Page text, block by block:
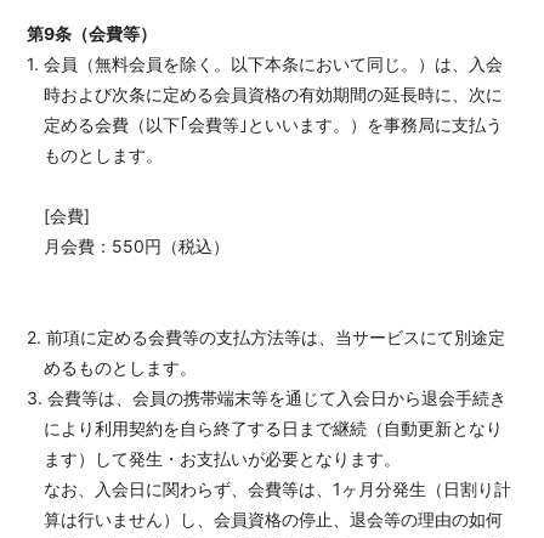
第9条（会費等）
1. 会員（無料会員を除く。以下本条において同じ。）は、入会
時および次条に定める会員資格の有効期間の延長時に、次に
定める会費（以下｢会費等｣といいます。）を事務局に支払う
ものとします。
[会費]
月会費：550円（税込）
2. 前項に定める会費等の支払方法等は、当サービスにて別途定
めるものとします。
3. 会費等は、会員の携帯端末等を通じて入会日から退会手続き
により利用契約を自ら終了する日まで継続（自動更新となり
ます）して発生・お支払いが必要となります。
なお、入会日に関わらず、会費等は、1ヶ月分発生（日割り計
算は行いません）し、会員資格の停止、退会等の理由の如何